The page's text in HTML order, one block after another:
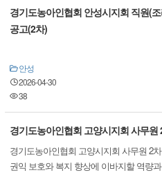
경기도농아인협회 안성시지회 직원(
공고(2차)
안성
2026-04-30
38
경기도농아인협회 고양시지회 사무원
경기도농아인협회 고양시지회 사무원 2
권익 보호와 복지 향상에 이바지할 역량